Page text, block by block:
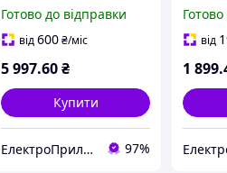
Готово до відправки
від600₴/міс
5 997.60₴
Купити
ЕлектроПриладТехСервіс 97%
від
1 899